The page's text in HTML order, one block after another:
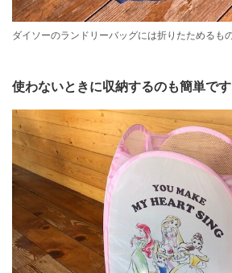
ダイソーのランドリーバッグには折りたためるも
使わないときに収納するのも簡単です